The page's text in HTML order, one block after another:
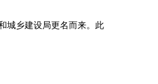
城乡建设局更名而来。此